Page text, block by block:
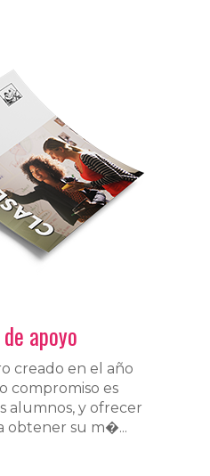
apoyo
creado en el año
compromiso es
alumnos, y ofrecer
obtener su m�...